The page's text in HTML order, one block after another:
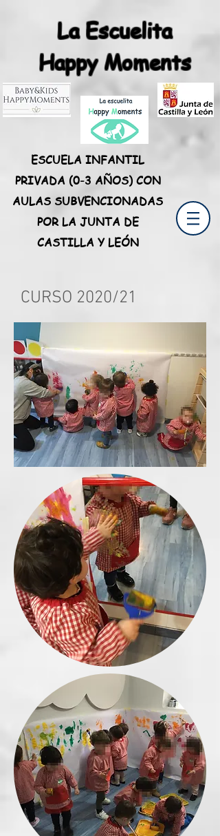
La Escuelita
Happy Moments
ESCUELA INFANTIL
PRIVADA (0-3 AÑOS) CON
AULAS SUBVENCIONADAS
POR LA JUNTA DE
CASTILLA Y LEÓN
CURSO 2020/21